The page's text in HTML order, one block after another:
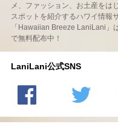
メ、ファッション、お土産をは
スポットを紹介するハワイ情報
「Hawaiian Breeze LaniLani」
で無料配布中！
LaniLani公式SNS
の
のtwitter